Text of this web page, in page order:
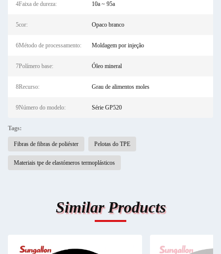
4Faixa de dureza: 10a ~ 95a
5cor: Opaco branco
6Método de processamento: Moldagem por injeção
7Polímero base: Óleo mineral
8Recurso: Grau de alimentos moles
9Número do modelo: Série GP520
Tags:
Fibras de fibras de poliéster Pelotas do TPE
Materiais tpe de elastómeros termoplásticos
Similar Products